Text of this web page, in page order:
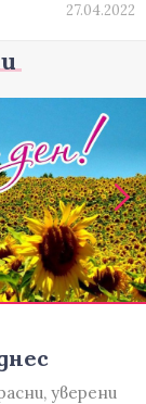
27.04.2022
уверени